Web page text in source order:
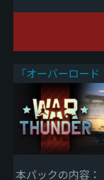
「オーバーロー
本パックの内容：